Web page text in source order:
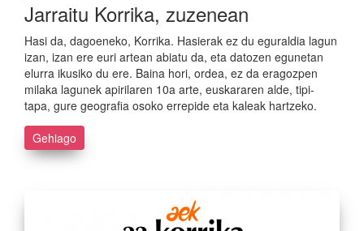
Jarraitu Korrika, zuzenean
Hasi da, dagoeneko, Korrika. Hasierak ez du eguraldia lagun
izan, izan ere euri artean abiatu da, eta datozen egunetan
elurra ikusiko du ere. Baina hori, ordea, ez da eragozpen
milaka lagunek apirilaren 10a arte, euskararen alde, tipi-
tapa, gure geografia osoko errepide eta kaleak hartzeko.
Gehiago